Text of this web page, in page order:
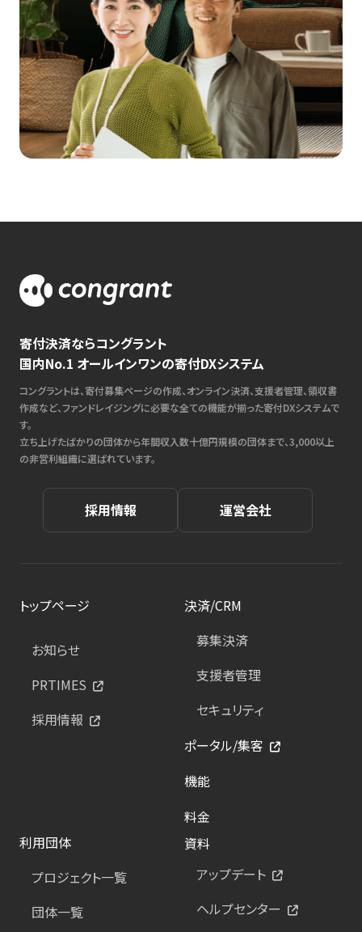
寄付決済ならコングラント
国内No.1 オールインワンの寄付DXシステム
コングラントは、寄付募集ページの作成、オンライン決済、支援者管理、領収書
作成など、ファンドレイジングに必要な全ての機能が揃った寄付DXシステムで
す。
立ち上げたばかりの団体から年間収入数十億円規模の団体まで、3,000以上
の非営利組織に選ばれています。
採用情報 運営会社
トップページ
お知らせ
PRTIMES
採用情報
決済/CRM
募集決済
支援者管理
セキュリティ
ポータル/集客
機能
料金
利用団体
プロジェクト一覧
団体一覧
資料
アップデート
ヘルプセンター